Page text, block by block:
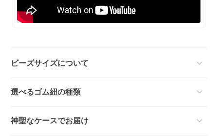
ビーズサイズについて
選べるゴム紐の種類
神聖なケースでお届け